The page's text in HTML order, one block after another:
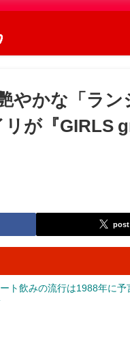
やかな「ラ
リが『GIRLS
post
ート飲みの流行は1988年に